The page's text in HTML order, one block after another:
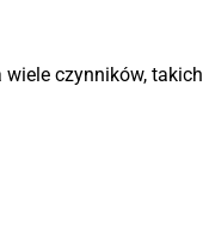
wiele czynników, takich